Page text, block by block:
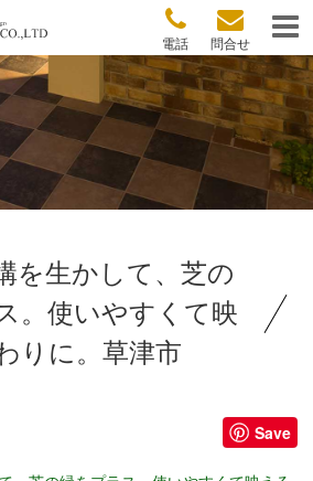
問合せ
電話
を生かして、芝の
。使いやすくて映
りに。草津市
Save